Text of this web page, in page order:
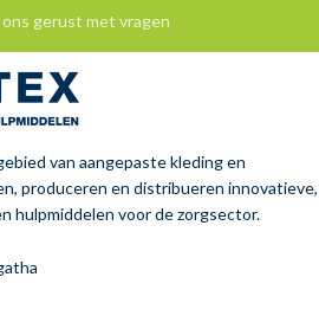
ons gerust met vragen
van aangepaste kleding en
produceren en distribueren innovatieve,
hulpmiddelen voor de zorgsector.